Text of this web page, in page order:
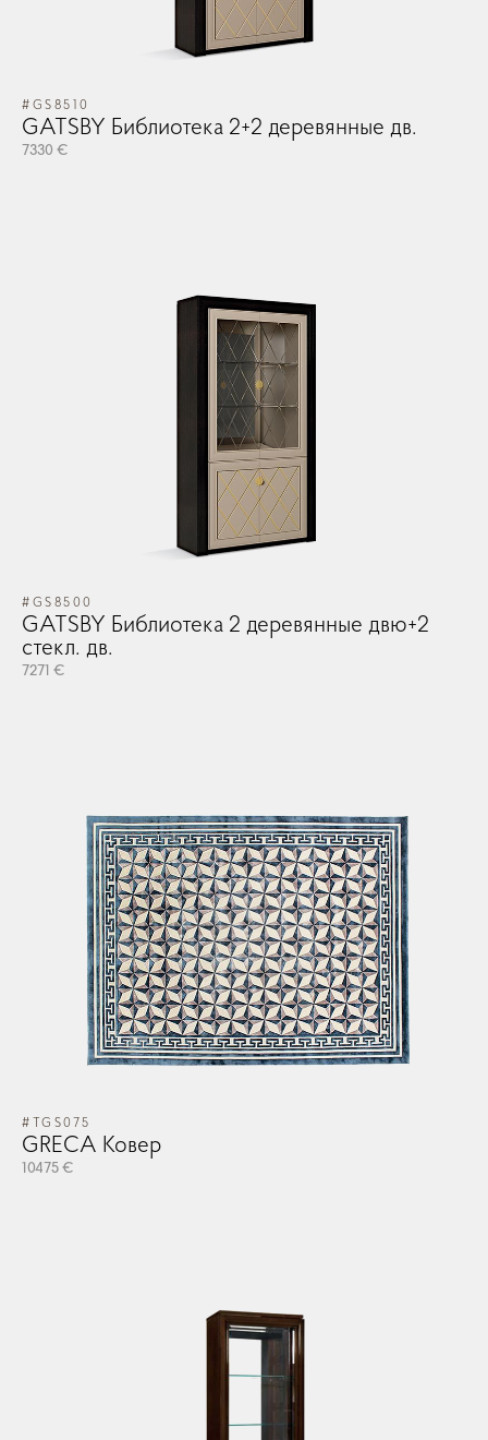
#GS8510
GATSBY Библиотека 2+2 деревянные дв.
7330 €
#GS8500
GATSBY Библиотека 2 деревянные двю+2
стекл. дв.
7271 €
#TGS075
GRECA Ковер
10475 €